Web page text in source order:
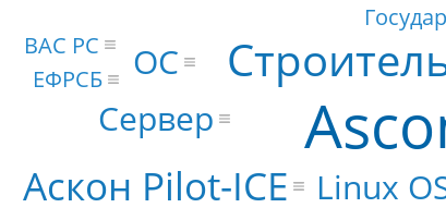
Аскон Pilot-ICE
ОС
Сервер
Linux
ВАС РС
ЕФРСБ